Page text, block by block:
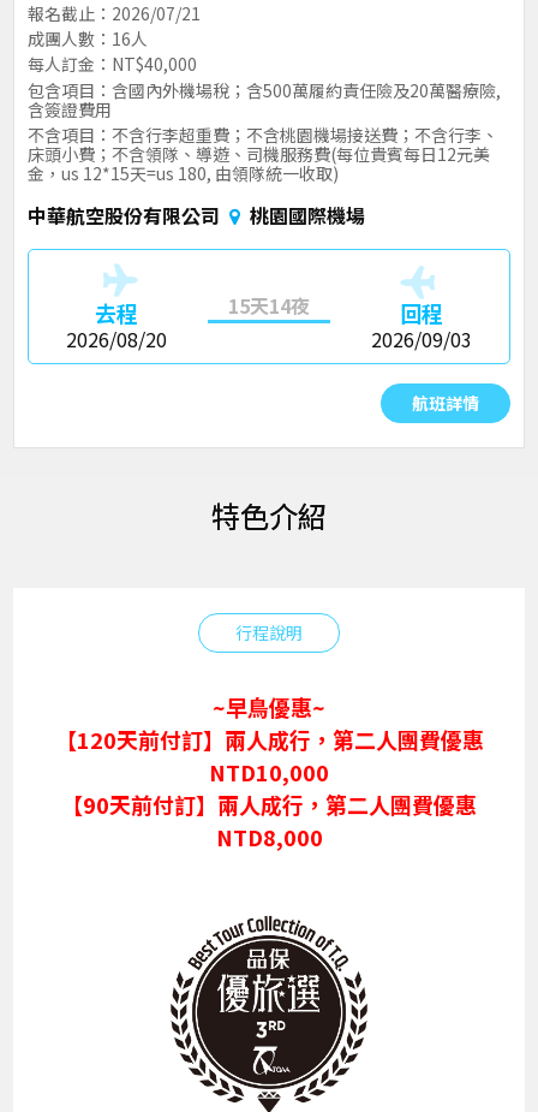
報名截止：2026/07/21
成團人數：16人
每人訂金：NT$40,000
包含項目：含國內外機場稅；含500萬履約責任險及20萬醫療險,
含簽證費用
不含項目：不含行李超重費；不含桃園機場接送費；不含行李、
床頭小費；不含領隊、導遊、司機服務費(每位貴賓每日12元美
金，us 12*15天=us 180, 由領隊統一收取)
中華航空股份有限公司 桃園國際機場
去程
2026/08/20
15天14夜 回程
2026/09/03
航班詳情
特色介紹
行程說明
~早鳥優惠~
【120天前付訂】兩人成行，第二人團費優惠
NTD10,000
【90天前付訂】兩人成行，第二人團費優惠
NTD8,000